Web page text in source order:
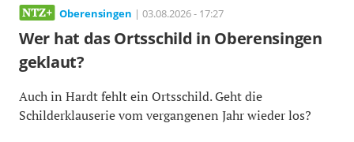
Oberensingen | 03.08.2026 - 17:27
Wer hat das Ortsschild in Oberensingen
geklaut?
Auch in Hardt fehlt ein Ortsschild. Geht die
Schilderklauserie vom vergangenen Jahr wieder los?